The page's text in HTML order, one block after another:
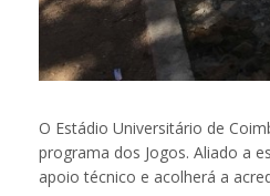
O Estádio Universitário de
programa dos Jogos. Aliado a
apoio técnico e acolherá a